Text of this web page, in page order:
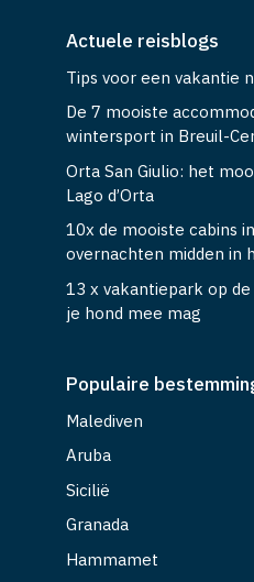
Actuele reisblogs
Tips voor een vakantie
De 7 mooiste
wintersport in Breuil-
Orta San Giulio: het
Lago d’Orta
10x de mooiste cabins
overnachten midden in
13 x vakantiepark op
je hond mee mag
Populaire
Malediven
Aruba
Sicilië
Granada
Hammamet